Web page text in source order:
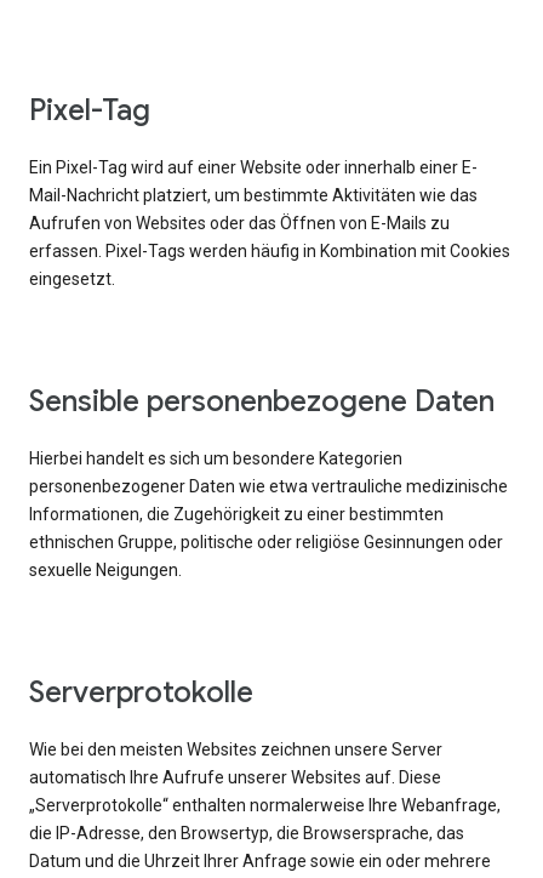
Pixel-Tag
Ein Pixel-Tag wird auf einer Website oder innerhalb einer E-
Mail-Nachricht platziert, um bestimmte Aktivitäten wie das
Aufrufen von Websites oder das Öffnen von E-Mails zu
erfassen. Pixel-Tags werden häufig in Kombination mit Cookies
eingesetzt.
Sensible personenbezogene Daten
Hierbei handelt es sich um besondere Kategorien
personenbezogener Daten wie etwa vertrauliche medizinische
Informationen, die Zugehörigkeit zu einer bestimmten
ethnischen Gruppe, politische oder religiöse Gesinnungen oder
sexuelle Neigungen.
Serverprotokolle
Wie bei den meisten Websites zeichnen unsere Server
automatisch Ihre Aufrufe unserer Websites auf. Diese
„Serverprotokolle“ enthalten normalerweise Ihre Webanfrage,
die IP-Adresse, den Browsertyp, die Browsersprache, das
Datum und die Uhrzeit Ihrer Anfrage sowie ein oder mehrere